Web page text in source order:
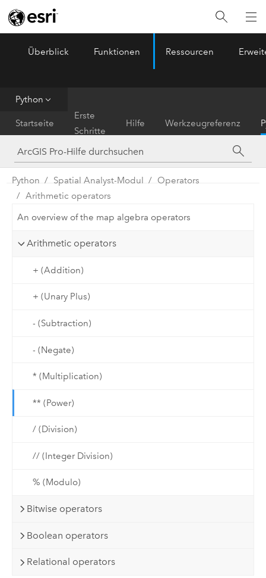
ArcGIS Pro
Überblick Funktionen Ressourcen
Python
Startseite
Erste
Schritte
Hilfe Werkzeugreferenz
Python Spatial Analyst-Modul
Operators
Arithmetic operators
An overview of the map algebra operators
Arithmetic operators
+ (Addition)
+ (Unary Plus)
- (Subtraction)
- (Negate)
* (Multiplication)
** (Power)
/ (Division)
// (Integer Division)
% (Modulo)
Bitwise operators
Boolean operators
Relational operators